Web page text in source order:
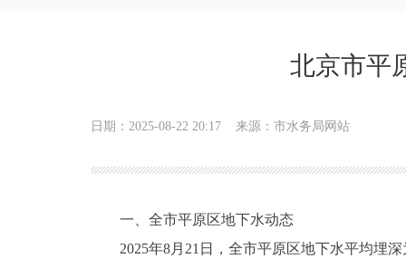
北京市平
日期：2025-08-22 20:17 来源：市水务局网站
一、全市平原区地下水动态
2025年8月21日，全市平原区地下水平均埋深